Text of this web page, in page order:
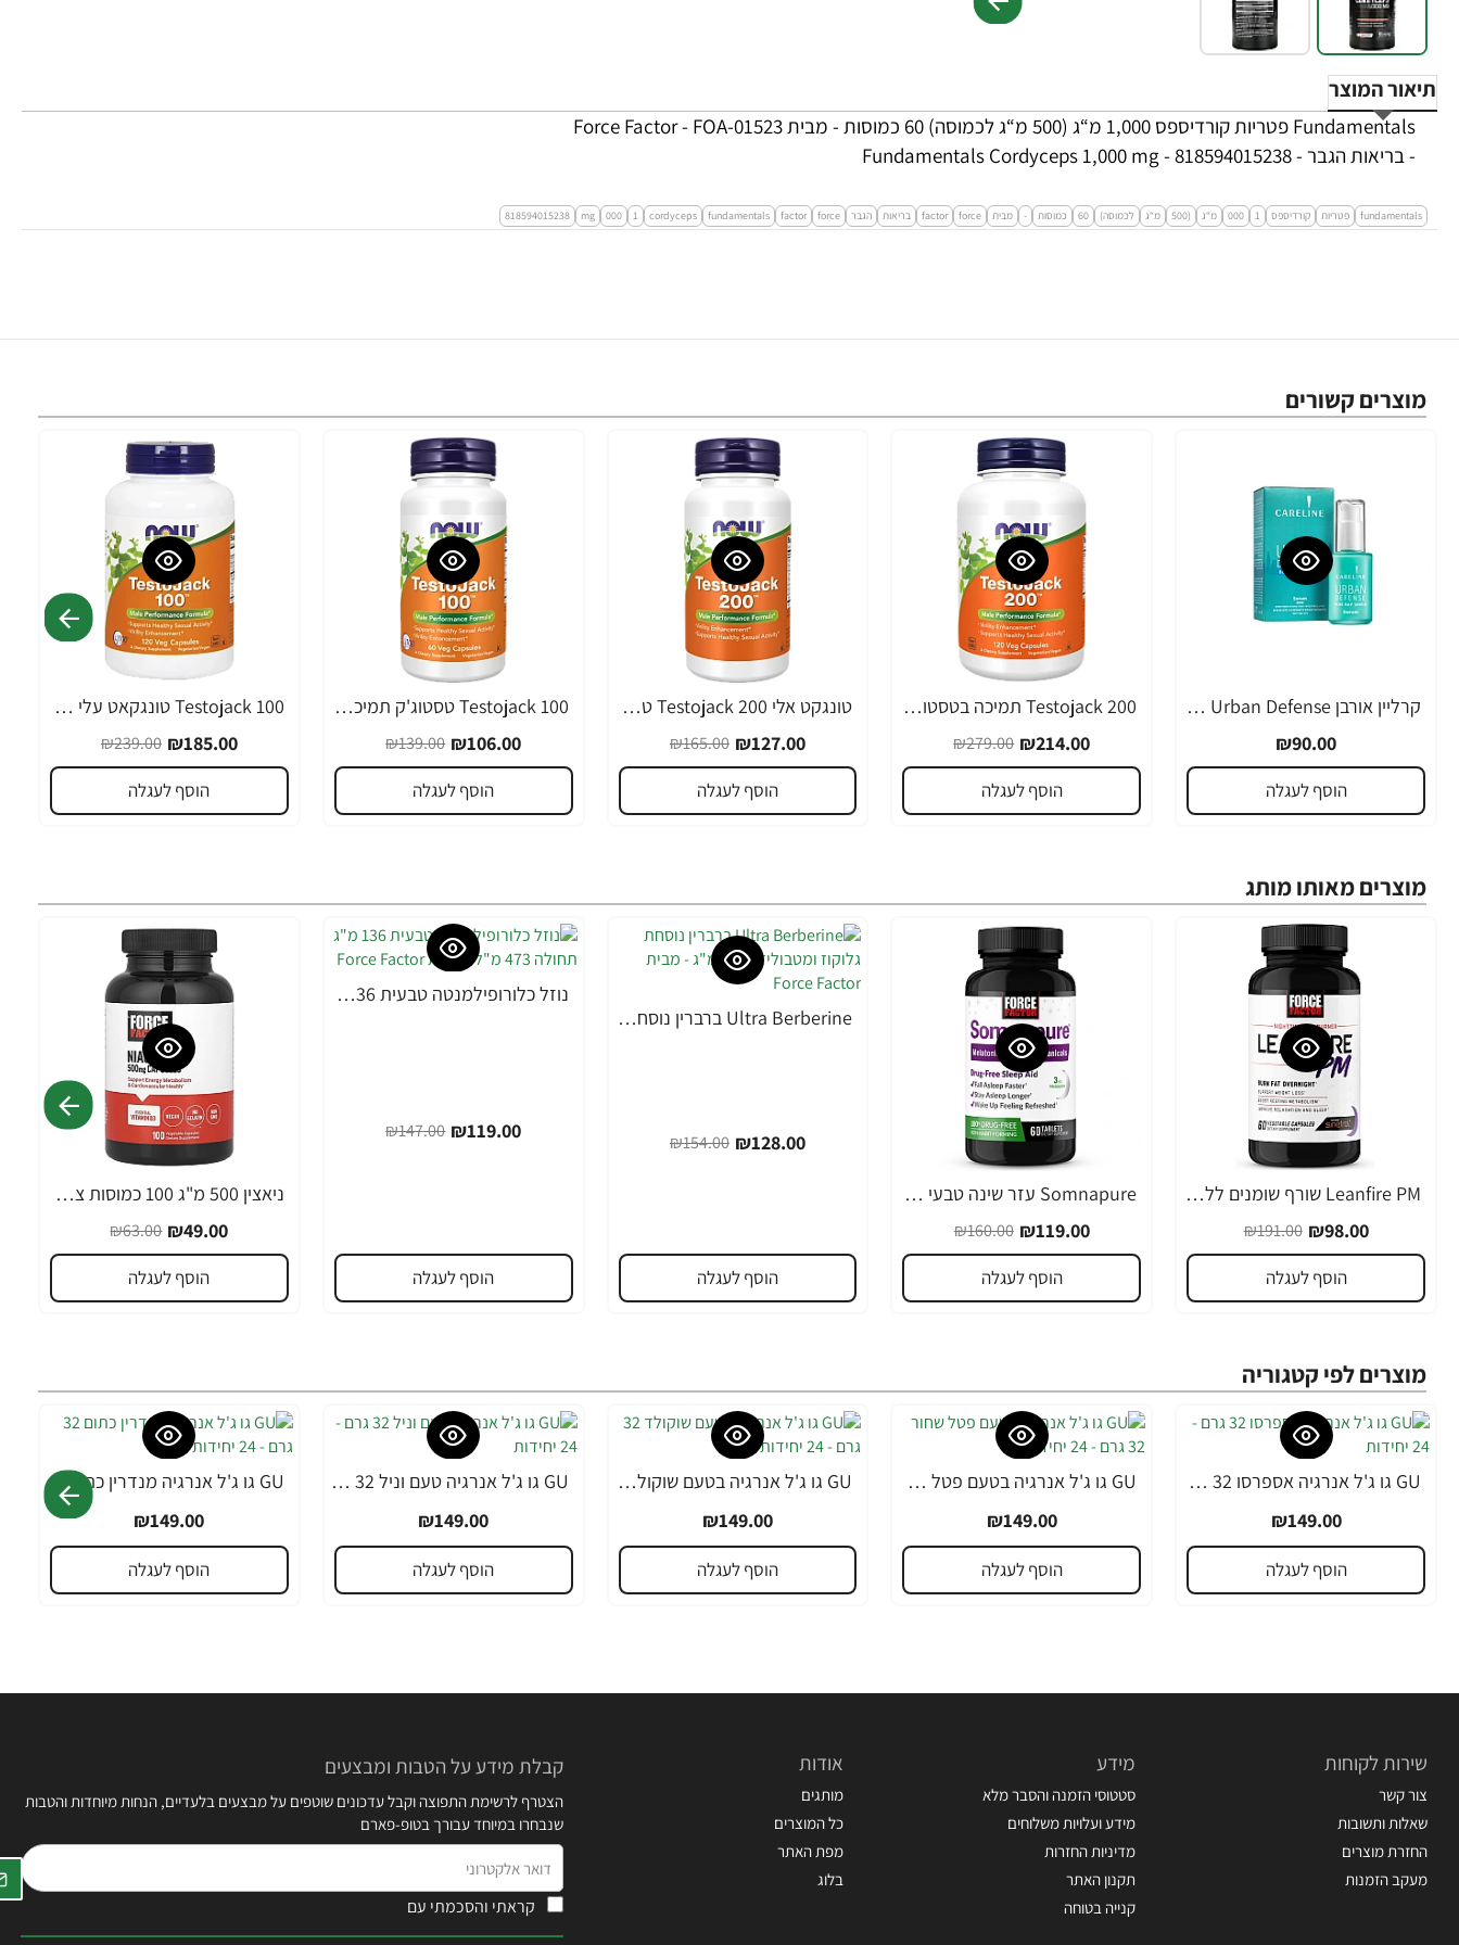
תיאור המוצר
Fundamentals פטריות קורדיספס 1,000 מ“ג (500 מ“ג לכמוסה) 60 כמוסות - מבית Force Factor - FOA-01523
- בריאות הגבר - Fundamentals Cordyceps 1,000 mg - 818594015238
fundamentals פטריות קורדיספס 1
000 מ“ג (500 מ“ג לכמוסה) 60 כמוסות - מבית force
factor בריאות הגבר force
factor‏
fundamentals
cordyceps
1
000
mg
818594015238
מוצרים קשורים
קרליין אורבן Urban Defense סרום לעור פנים 30 מ"ל - מבית CARELINE
₪90.00
הוסף לעגלה
-23%
Testojack 200 תמיכה בטסטוסטרון 200 מ"ג 120 כמוסות - מבית NOW FOODS
₪214.00
₪279.00
הוסף לעגלה
-23%
טונגקט אלי Testojack 200 טסטוסטרון 200 מ"ג 60 כמוסות - מבית NOW FOODS
₪127.00
₪165.00
הוסף לעגלה
-24%
Testojack 100 טסטוג'ק תמיכה בטסטוסטרון 60 כמוסות - מבית NOW FOODS
₪106.00
₪139.00
הוסף לעגלה
-23%
Testojack 100 טונגקאט עלי טסטוסטרון 120 כמוסות - מבית NOW FOODS
₪185.00
₪239.00
הוסף לעגלה
מוצרים מאותו מותג
-49%
Leanfire PM שורף שומנים ללילה 60 כמוסות צמחיות - מבית Force Factor
₪98.00
₪191.00
הוסף לעגלה
-26%
Somnapure עזר שינה טבעי 60 טבליות - מבית Force Factor
₪119.00
₪160.00
הוסף לעגלה
-17% Ultra Berberine ברברין נוסחת גלוקוז ומטבוליזם 500 מ"ג - מבית Force Factor
₪128.00
₪154.00
הוסף לעגלה
-19% נוזל כלורופילמנטה טבעית 136 מ"ג תחולה 473 מ"ל - מבית Force Factor
₪119.00
₪147.00
הוסף לעגלה
-22%
ניאצין 500 מ"ג 100 כמוסות צמחיות - מבית Force Factor
₪49.00
₪63.00
הוסף לעגלה
מוצרים לפי קטגוריה
GU גו ג'ל אנרגיה אספרסו 32 גרם - 24 יחידות
₪149.00
הוסף לעגלה
GU גו ג'ל אנרגיה בטעם פטל שחור 32 גרם - 24 יחידות
₪149.00
הוסף לעגלה
GU גו ג'ל אנרגיה בטעם שוקולד 32 גרם - 24 יחידות
₪149.00
הוסף לעגלה
GU גו ג'ל אנרגיה טעם וניל 32 גרם - 24 יחידות
₪149.00
הוסף לעגלה
GU גו ג'ל אנרגיה מנדרין כתום 32 גרם - 24 יחידות
₪149.00
הוסף לעגלה
שירות לקוחות
צור קשר
שאלות ותשובות
החזרת מוצרים
מעקב הזמנות
מידע
סטטוסי הזמנה והסבר מלא
מידע ועלויות משלוחים
מדיניות החזרות
תקנון האתר
קנייה בטוחה
אודות
מותגים
כל המוצרים
מפת האתר
בלוג
קבלת מידע על הטבות ומבצעים
הצטרף לרשימת התפוצה וקבל עדכונים שוטפים על מבצעים בלעדיים, הנחות מיוחדות והטבות
שנבחרו במיוחד עבורך בטופ-פארם
אלקטרוני
קראתי והסכמתי עם